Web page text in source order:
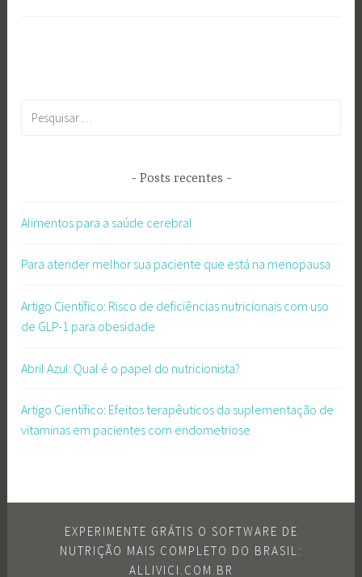
Posts recentes
Alimentos para a saúde cerebral
Para atender melhor sua paciente que está na menopausa
Artigo Científico: Risco de deficiências nutricionais com uso
de GLP-1 para obesidade
Abril Azul: Qual é o papel do nutricionista?
Artigo Científico: Efeitos terapêuticos da suplementação de
vitaminas em pacientes com endometriose
EXPERIMENTE GRÁTIS O SOFTWARE DE
NUTRIÇÃO MAIS COMPLETO DO BRASIL:
ALLIVICI.COM.BR